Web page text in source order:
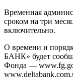
Временная
сроком на три
включительно.
О времени и
БАНК» будет
Фонда —